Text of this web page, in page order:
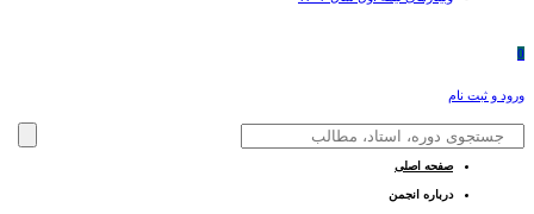
0
ورود و ثبت نام
صفحه اصلی
درباره انجمن